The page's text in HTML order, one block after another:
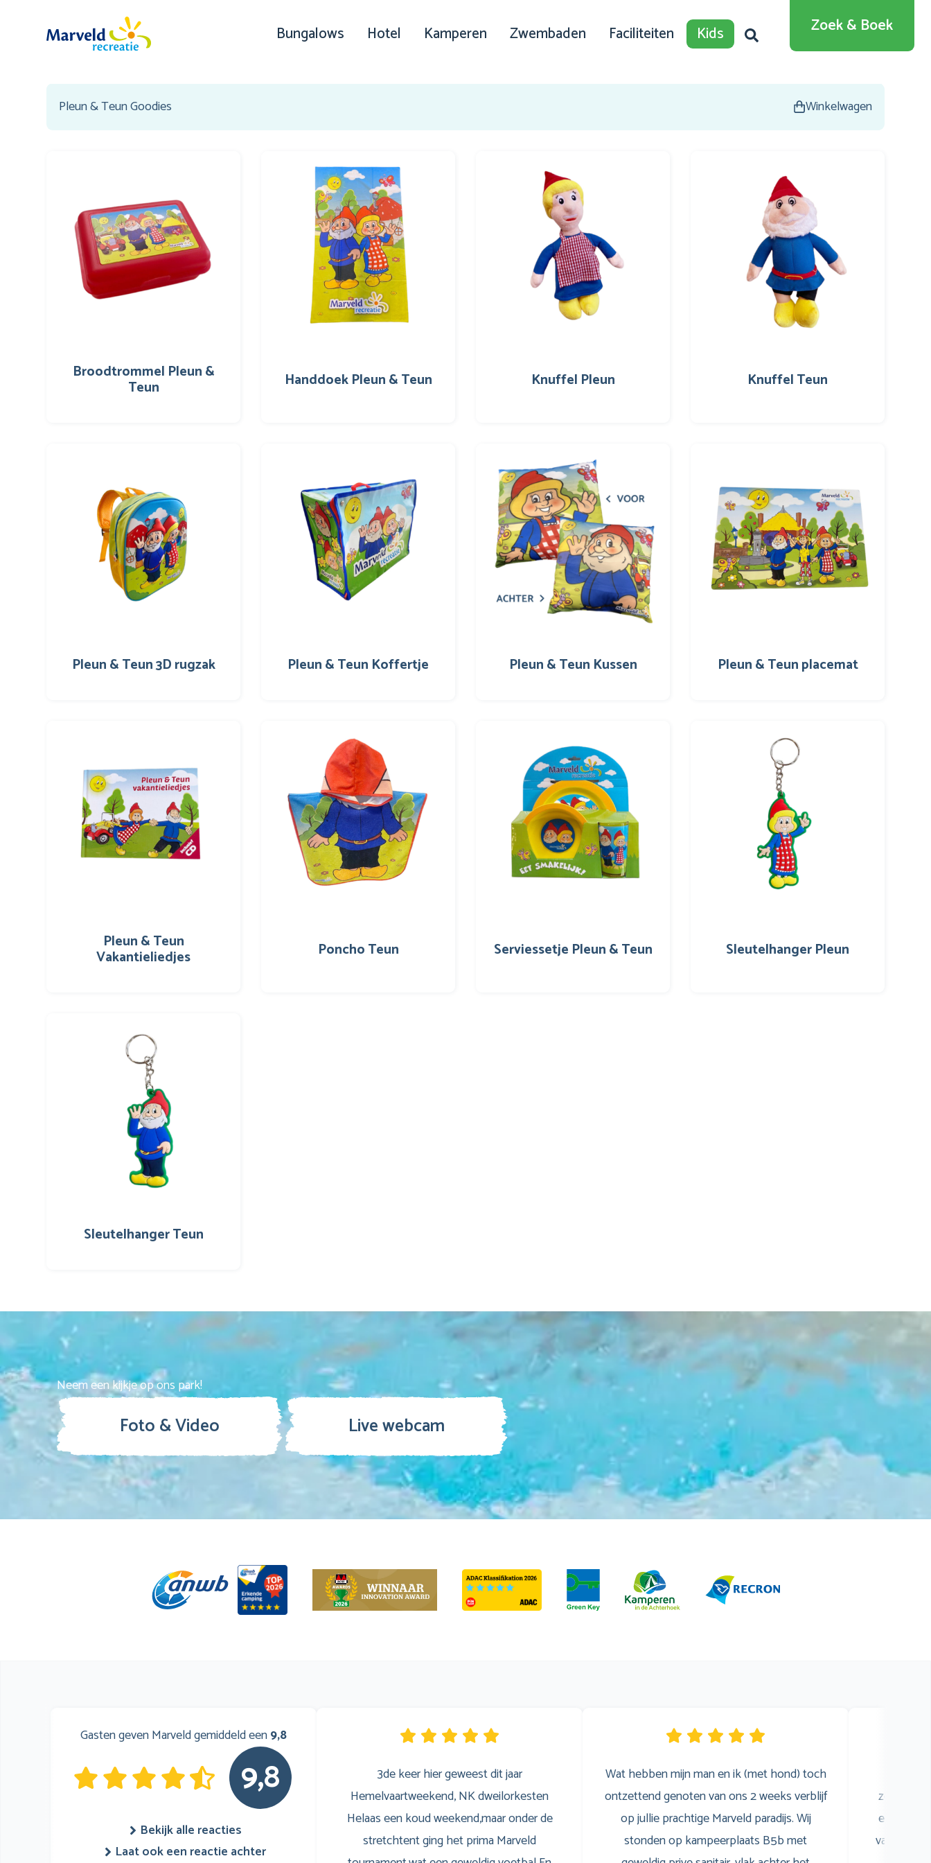
Deutsch
Zoek & Boek
Bungalows Hotel Kamperen Zwembaden Faciliteiten Kids
Pleun & Teun Goodies Winkelwagen
Broodtrommel Pleun &
Teun Handdoek Pleun & Teun Knuffel Pleun Knuffel Teun
Pleun & Teun 3D rugzak Pleun & Teun Koffertje Pleun & Teun Kussen Pleun & Teun placemat
Pleun & Teun
Vakantieliedjes Poncho Teun Serviessetje Pleun & Teun Sleutelhanger Pleun
Sleutelhanger Teun
Neem een kijkje op ons park!
Foto & Video Live webcam
Gasten geven Marveld gemiddeld een9,8
9,8
Bekijk alle reacties
Laat ook een reactie achter
3de keer hier geweest dit jaar
Hemelvaartweekend, NK dweilorkesten
Helaas een koud weekend,maar onder de
stretchtent ging het prima Marveld
Wat hebben mijn man en ik (met hond) toch
ontzettend genoten van ons 2 weeks verblijf
op jullie prachtige Marveld paradijs. Wij
stonden op kampeerplaats B5b met
een
van het